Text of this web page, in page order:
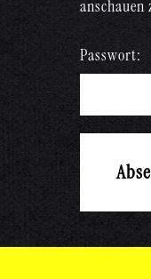
anschauen
Passwort: